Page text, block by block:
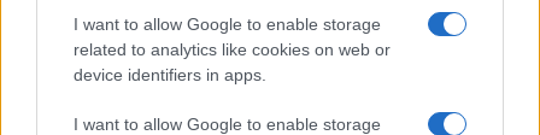
I want to allow Google to enable storage
related to analytics like cookies on web or
device identifiers in apps.
I want to allow Google to enable storage
preoccupante facilità , nella totale indifferenza di
chi oggi li declama dal palcoscenico di un Festival
di canzonette e con la formale benedizione del
presidente Mattarella.